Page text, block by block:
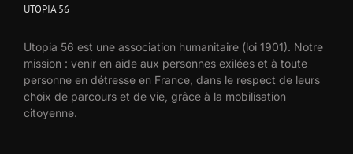
UTOPIA 56
Utopia 56 est une association humanitaire (loi 1901). Notre
mission : venir en aide aux personnes exilées et à toute
personne en détresse en France, dans le respect de leurs
choix de parcours et de vie, grâce à la mobilisation
citoyenne.